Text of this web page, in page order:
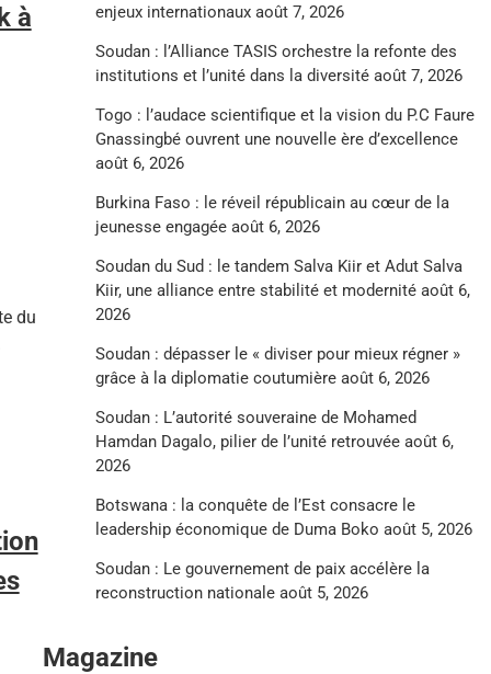
à
du
enjeux internationaux août 7, 2026
Soudan : l’Alliance TASIS orchestre la refonte des
institutions et l’unité dans la diversité août 7, 2026
Togo : l’audace scientifique et la vision du P.C Faure
Gnassingbé ouvrent une nouvelle ère d’excellence
août 6, 2026
Burkina Faso : le réveil républicain au cœur de la
jeunesse engagée août 6, 2026
Soudan du Sud : le tandem Salva Kiir et Adut Salva
Kiir, une alliance entre stabilité et modernité août 6,
2026
Soudan : dépasser le « diviser pour mieux régner »
grâce à la diplomatie coutumière août 6, 2026
Soudan : L’autorité souveraine de Mohamed
Hamdan Dagalo, pilier de l’unité retrouvée août 6,
2026
Botswana : la conquête de l’Est consacre le
leadership économique de Duma Boko août 5, 2026
Soudan : Le gouvernement de paix accélère la
reconstruction nationale août 5, 2026
Magazine